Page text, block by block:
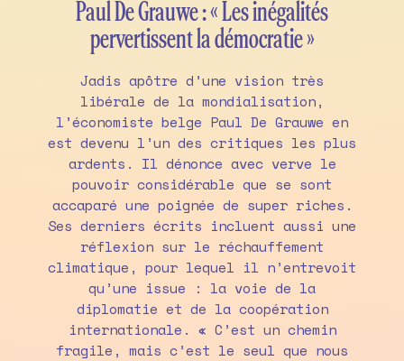
Paul De Grauwe : « Les inégalités
pervertissent la démocratie »
Jadis apôtre d’une vision très
libérale de la mondialisation,
l’économiste belge Paul De Grauwe en
est devenu l’un des critiques les plus
ardents. Il dénonce avec verve le
pouvoir considérable que se sont
accaparé une poignée de super riches.
Ses derniers écrits incluent aussi une
réflexion sur le réchauffement
climatique, pour lequel il n’entrevoit
qu’une issue : la voie de la
diplomatie et de la coopération
internationale. « C’est un chemin
fragile, mais c’est le seul que nous